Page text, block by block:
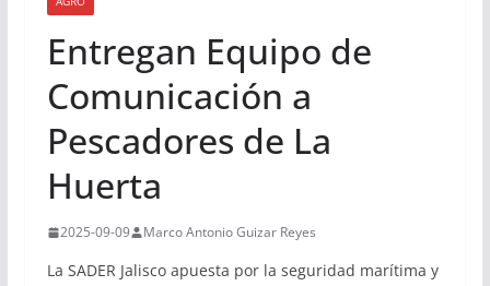
Entregan Equipo de
Comunicación a
Pescadores de La
Huerta
2025-09-09 Marco Antonio Guizar Reyes
La SADER Jalisco apuesta por la seguridad marítima y